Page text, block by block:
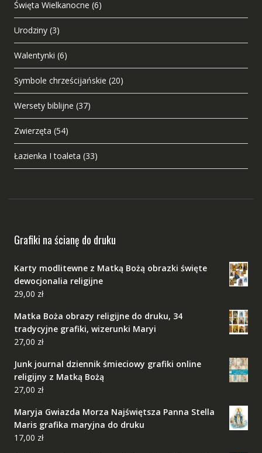
Święta Wielkanocne (6)
Urodziny (3)
Walentynki (6)
Symbole chrześcijańskie (20)
Wersety biblijne (37)
Zwierzęta (54)
Łazienka I toaleta (33)
Grafiki na ścianę do druku
Karty modlitewne z Matką Bożą obrazki święte
dewocjonalia religijne
29,00 zł
Matka Boża obrazy religijne do druku, 34
tradycyjne grafiki, wizerunki Maryi
27,00 zł
Junk journal dziennik śmieciowy grafiki online
religijny z Matką Bożą
27,00 zł
Maryja Gwiazda Morza Najświętsza Panna Stella
Maris grafika maryjna do druku
17,00 zł